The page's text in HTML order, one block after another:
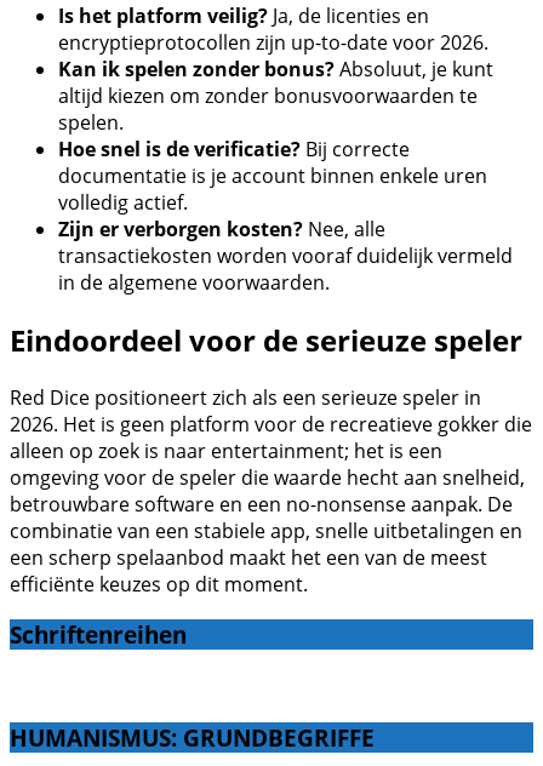
Is het platform veilig? Ja, de licenties en
encryptieprotocollen zijn up-to-date voor 2026.
Kan ik spelen zonder bonus?Absoluut, je kunt
altijd kiezen om zonder bonusvoorwaarden te
spelen.
Hoe snel is de verificatie? Bij correcte
documentatie is je account binnen enkele uren
volledig actief.
Zijn er verborgen kosten? Nee, alle
transactiekosten worden vooraf duidelijk vermeld
in de algemene voorwaarden.
Eindoordeel voor de serieuze speler
Red Dice positioneert zich als een serieuze speler in
2026. Het is geen platform voor de recreatieve gokker die
alleen op zoek is naar entertainment; het is een
omgeving voor de speler die waarde hecht aan snelheid,
betrouwbare software en een no-nonsense aanpak. De
combinatie van een stabiele app, snelle uitbetalingen en
een scherp spelaanbod maakt het een van de meest
efficiënte keuzes op dit moment.
Schriftenreihen
HUMANISMUS: GRUNDBEGRIFFE